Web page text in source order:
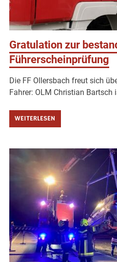
Gratulation zur
Führerscheinprüfung
Die FF Ollersbach freut sich
Fahrer: OLM Christian Bartsch
WEITERLESEN